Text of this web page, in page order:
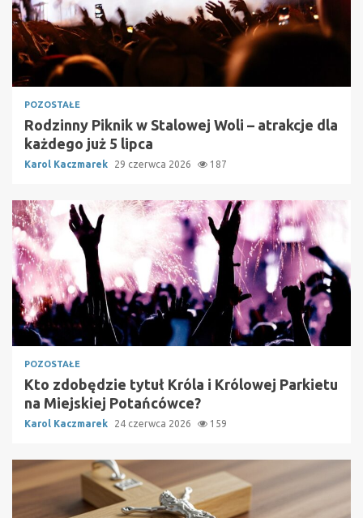
POZOSTAŁE
Rodzinny Piknik w Stalowej Woli – atrakcje dla
każdego już 5 lipca
Karol Kaczmarek 29 czerwca 2026 187
POZOSTAŁE
Kto zdobędzie tytuł Króla i Królowej Parkietu
na Miejskiej Potańcówce?
Karol Kaczmarek 24 czerwca 2026 159